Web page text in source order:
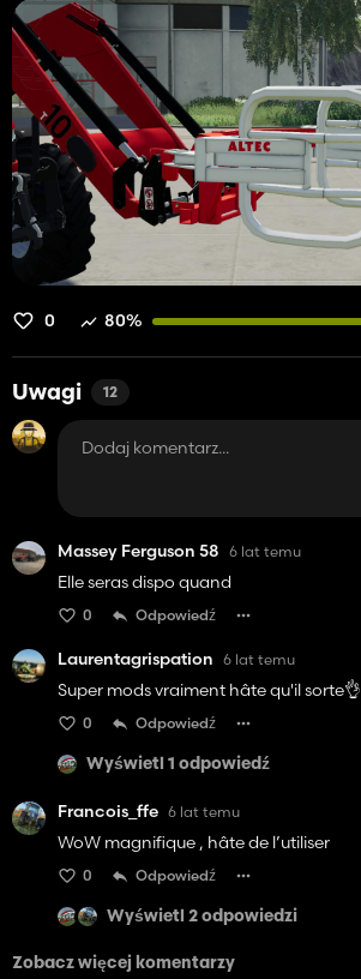
0 80%
Uwagi 12
Massey Ferguson 58 6 lat temu
Elle seras dispo quand
0 Odpowiedź
Laurentagrispation 6 lat temu
Super mods vraiment hâte qu'il sorte👌
0 Odpowiedź
Wyświetl 1 odpowiedź
Francois_ffe 6 lat temu
WoW magnifique , hâte de l’utiliser
0 Odpowiedź
Wyświetl 2 odpowiedzi
Zobacz więcej komentarzy